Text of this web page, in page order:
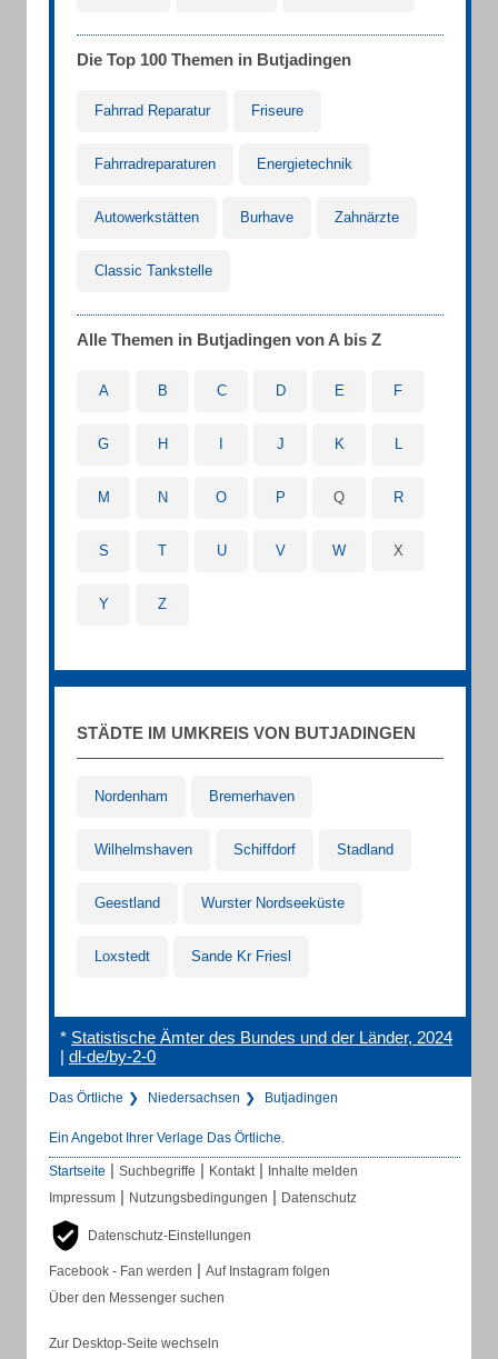
Die Top 100 Themen in Butjadingen
Fahrrad Reparatur Friseure
Fahrradreparaturen Energietechnik
Autowerkstätten Burhave Zahnärzte
Classic Tankstelle
Alle Themen in Butjadingen von A bis Z
A B C D E F
G H J K L
M N O P Q R
S T U V W X
Y Z
STÄDTE IM UMKREIS VON BUTJADINGEN
Nordenham Bremerhaven
Wilhelmshaven Schiffdorf Stadland
Geestland Wurster Nordseeküste
Loxstedt Sande Kr Friesl
* Statistische Ämter des Bundes und der Länder, 2024
| dl-de/by-2-0
Das Örtliche Niedersachsen Butjadingen
Ein Angebot Ihrer Verlage Das Örtliche.
Startseite | Suchbegriffe | Kontakt | Inhalte melden
Impressum | Nutzungsbedingungen | Datenschutz
Datenschutz-Einstellungen
Facebook - Fan werden | Auf Instagram folgen
Über den Messenger suchen
Zur Desktop-Seite wechseln